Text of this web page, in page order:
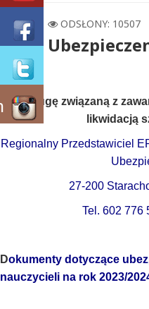
ODSŁONY: 10507
Obsługę związaną z
likwidacją
Regionalny Przedstawiciel
27-200
Tel. 602 776
Dokumenty dotyczące
nauczycieli na rok 2023/